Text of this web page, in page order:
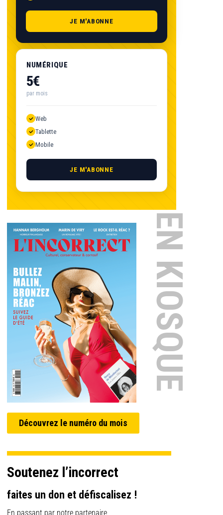
JE M'ABONNE
NUMÉRIQUE
5€
par mois
Web
Tablette
Mobile
JE M'ABONNE
EN KIOSQUE
Découvrez le numéro du mois
Soutenez l’incorrect
faites un don et défiscalisez !
En passant par notre partenaire